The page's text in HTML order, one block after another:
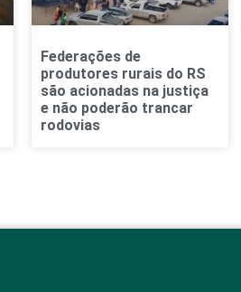
Federações de
produtores rurais do RS
são acionadas na justiça
e não poderão trancar
rodovias